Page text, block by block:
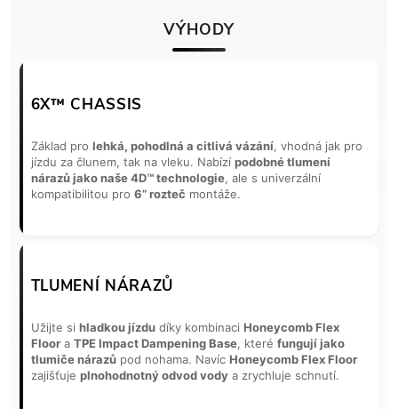
VÝHODY
6X™ CHASSIS
Základ pro lehká, pohodlná a citlivá vázání, vhodná jak pro
jízdu za člunem, tak na vleku. Nabízí podobné tlumení
nárazů jako naše 4D™ technologie, ale s univerzální
kompatibilitou pro 6” rozteč montáže.
TLUMENÍ NÁRAZŮ
Užijte si hladkou jízdudíky kombinaci Honeycomb Flex
Floora TPE Impact Dampening Base, které fungují jako
tlumiče nárazůpod nohama. Navíc Honeycomb Flex Floor
zajišťuje plnohodnotný odvod vodya zrychluje schnutí.